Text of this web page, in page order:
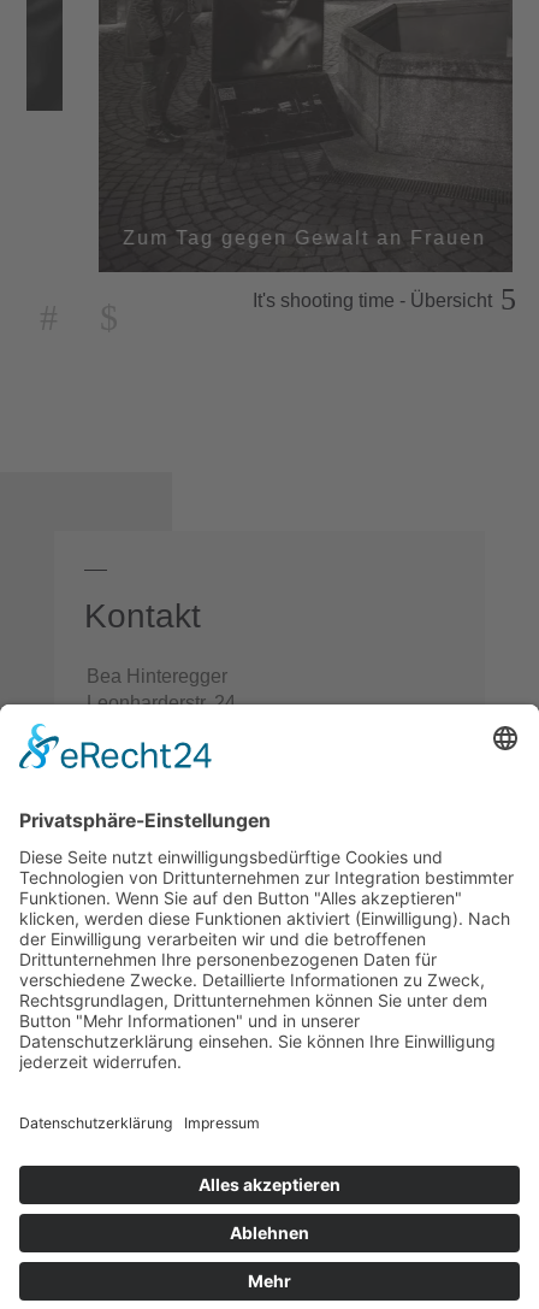
Zum Tag gegen Gewalt an Frauen
It's shooting time - Übersicht
Kontakt
Bea Hinteregger
Leonharderstr. 24
Italien/Südtirol
mail@bea-hinteregger.art
©Bea Hinteregger Impressum Datenschutz
MwSt.-Nr. 03278460211
powered bytrend-media.com